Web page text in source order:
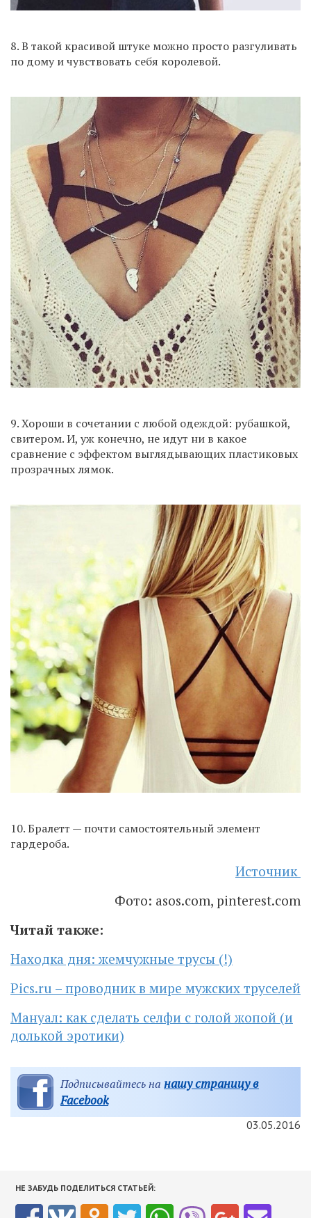
8. В такой красивой штуке можно просто разгуливать
по дому и чувствовать себя королевой.
9. Хороши в сочетании с любой одеждой: рубашкой,
свитером. И, уж конечно, не идут ни в какое
сравнение с эффектом выглядывающих пластиковых
прозрачных лямок.
10. Бралетт — почти самостоятельный элемент
гардероба.
Источник
Фото: asos.com, pinterest.com
Читай также:
Находка дня: жемчужные трусы (!)
Pics.ru – проводник в мире мужских труселей
Мануал: как сделать селфи с голой жопой (и
долькой эротики)
Подписывайтесь на нашу страницу в
Facebook
03.05.2016
НЕ ЗАБУДЬ ПОДЕЛИТЬСЯ СТАТЬЕЙ: